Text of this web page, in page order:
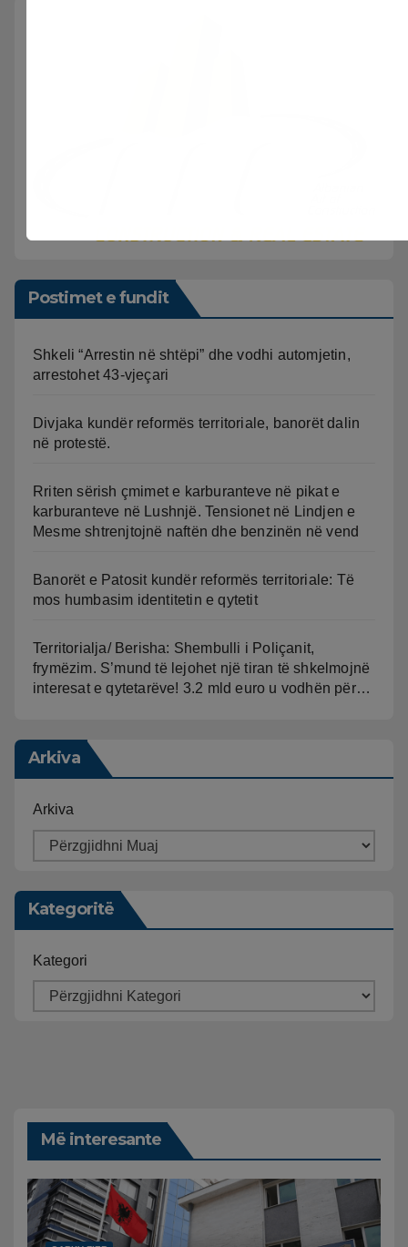
Postimet e fundit
Shkeli “Arrestin në shtëpi” dhe vodhi automjetin,
arrestohet 43-vjeçari
Divjaka kundër reformës territoriale, banorët dalin
në protestë.
Rriten sërish çmimet e karburanteve në pikat e
karburanteve në Lushnjë. Tensionet në Lindjen e
Mesme shtrenjtojnë naftën dhe benzinën në vend
Banorët e Patosit kundër reformës territoriale: Të
mos humbasim identitetin e qytetit
Territorialja/ Berisha: Shembulli i Poliçanit,
frymëzim. S’mund të lejohet një tiran të shkelmojnë
interesat e qytetarëve! 3.2 mld euro u vodhën për…
Arkiva
Arkiva
Kategoritë
Kategori
Më interesante